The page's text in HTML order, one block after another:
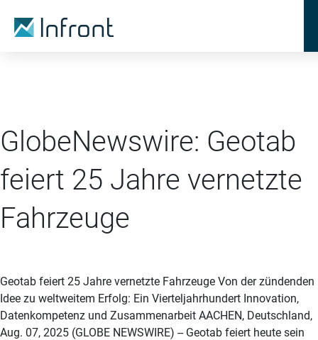
GlobeNewswire: Geotab
feiert 25 Jahre vernetzte
Fahrzeuge
Geotab feiert 25 Jahre vernetzte Fahrzeuge Von der zündenden
Idee zu weltweitem Erfolg: Ein Vierteljahrhundert Innovation,
Datenkompetenz und Zusammenarbeit AACHEN, Deutschland,
Aug. 07, 2025 (GLOBE NEWSWIRE) -- Geotab feiert heute sein